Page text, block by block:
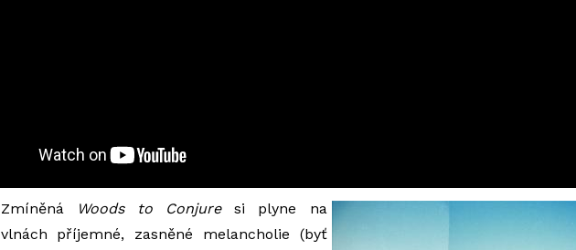
Zmíněná Woods to Conjuresi plyne na
vlnách příjemné, zasněné melancholie (byť